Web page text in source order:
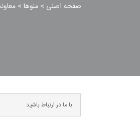
صفحه اصلی > منوها >
با ما در ارتباط باشید